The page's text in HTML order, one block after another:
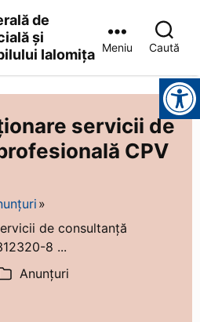
de
și
Ialomița
Meniu Caută
Instrumente pentru accesibilitate
servicii de
CPV
de consultanță
8 ...
Anunțuri